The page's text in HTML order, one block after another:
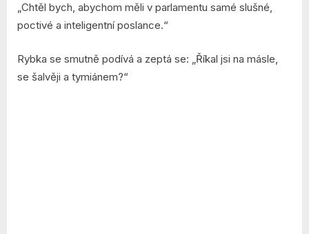
„Chtěl bych, abychom měli v parlamentu samé slušné,
poctivé a inteligentní poslance.“
Rybka se smutně podívá a zeptá se: „Říkal jsi na másle,
se šalvěji a tymiánem?“